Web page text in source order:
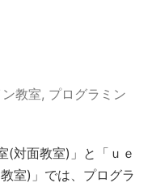
教室, プログラミン
(対面教室)」と「ｕｅ
室)」では、プログラ